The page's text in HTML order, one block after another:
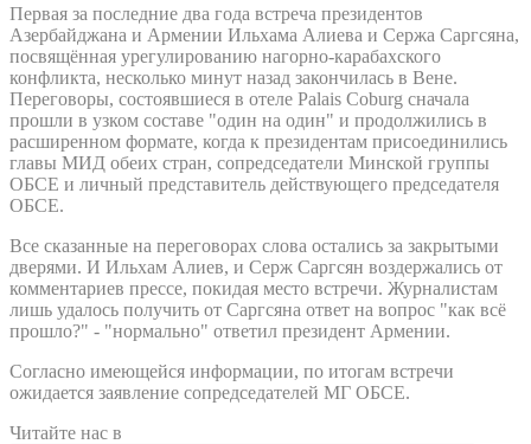
Первая за последние два года встреча президентов
Азербайджана и Армении Ильхама Алиева и Сержа Саргсяна,
посвящённая урегулированию нагорно-карабахского
конфликта, несколько минут назад закончилась в Вене.
Переговоры, состоявшиеся в отеле Palais Coburg сначала
прошли в узком составе "один на один" и продолжились в
расширенном формате, когда к президентам присоединились
главы МИД обеих стран, сопредседатели Минской группы
ОБСЕ и личный представитель действующего председателя
ОБСЕ.
Все сказанные на переговорах слова остались за закрытыми
дверями. И Ильхам Алиев, и Серж Саргсян воздержались от
комментариев прессе, покидая место встречи. Журналистам
лишь удалось получить от Саргсяна ответ на вопрос "как всё
прошло?" - "нормально" ответил президент Армении.
Согласно имеющейся информации, по итогам встречи
ожидается заявление сопредседателей МГ ОБСЕ.
Читайте нас в